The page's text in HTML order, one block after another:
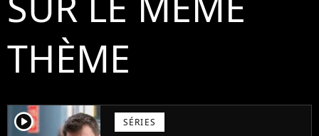
THÈME
player2 SÉRIES